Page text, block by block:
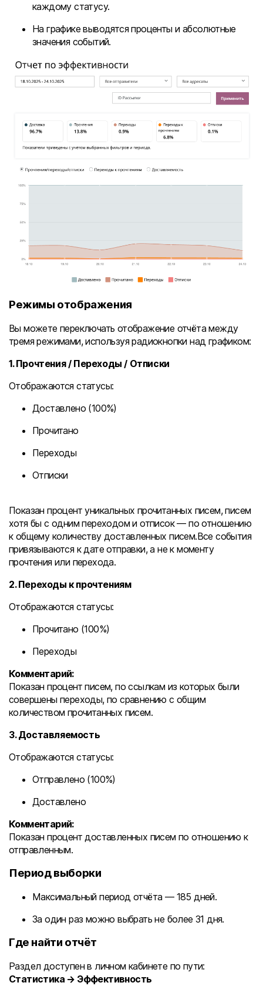
каждому статусу.
На графике выводятся проценты и абсолютные
значения событий.
Режимы отображения
Вы можете переключать отображение отчёта между
тремя режимами, используя радиокнопки над графиком:
1. Прочтения / Переходы / Отписки
Отображаются статусы:
Доставлено (100%)
Прочитано
Переходы
Отписки
Показан процент уникальных прочитанных писем, писем
хотя бы с одним переходом и отписок — по отношению
к общему количеству доставленных писем.Все события
привязываются к дате отправки, а не к моменту
прочтения или перехода.
2. Переходы к прочтениям
Отображаются статусы:
Прочитано (100%)
Переходы
Комментарий:
Показан процент писем, по ссылкам из которых были
совершены переходы, по сравнению с общим
количеством прочитанных писем.
3. Доставляемость
Отображаются статусы:
Отправлено (100%)
Доставлено
Комментарий:
Показан процент доставленных писем по отношению к
отправленным.
Период выборки
Максимальный период отчёта — 185 дней.
За один раз можно выбрать не более 31 дня.
Где найти отчёт
Раздел доступен в личном кабинете по пути:
Статистика → Эффективность